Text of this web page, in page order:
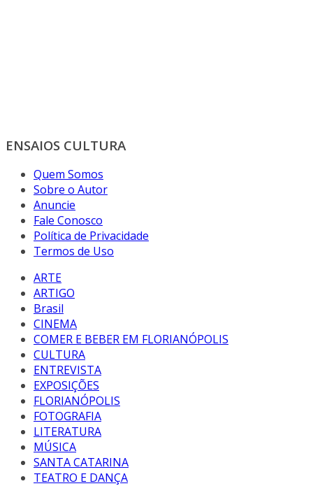
ENSAIOS CULTURA
Quem Somos
Sobre o Autor
Anuncie
Fale Conosco
Política de Privacidade
Termos de Uso
ARTE
ARTIGO
Brasil
CINEMA
COMER E BEBER EM FLORIANÓPOLIS
CULTURA
ENTREVISTA
EXPOSIÇÕES
FLORIANÓPOLIS
FOTOGRAFIA
LITERATURA
MÚSICA
SANTA CATARINA
TEATRO E DANÇA